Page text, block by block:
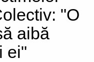
"O
aibă
ei"